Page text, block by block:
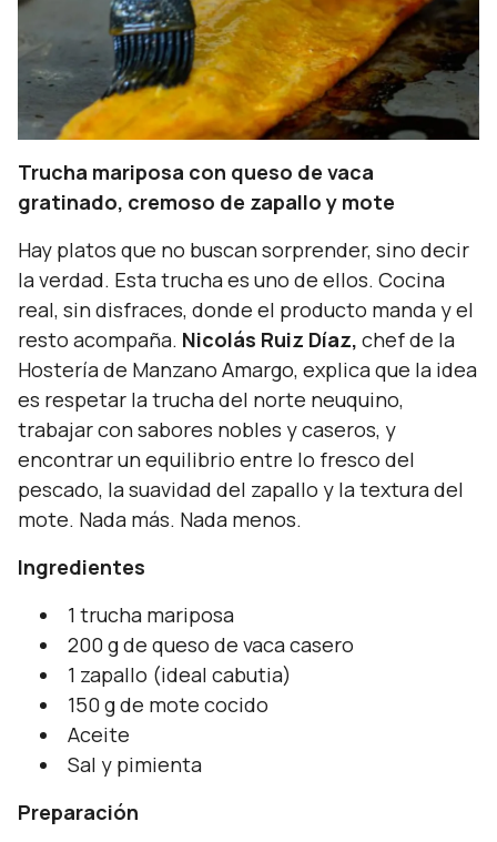
Trucha mariposa con queso de vaca
gratinado, cremoso de zapallo y mote
Hay platos que no buscan sorprender, sino decir
la verdad. Esta trucha es uno de ellos. Cocina
real, sin disfraces, donde el producto manda y el
resto acompaña. Nicolás Ruiz Díaz, chef de la
Hostería de Manzano Amargo, explica que la idea
es respetar la trucha del norte neuquino,
trabajar con sabores nobles y caseros, y
encontrar un equilibrio entre lo fresco del
pescado, la suavidad del zapallo y la textura del
mote. Nada más. Nada menos.
Ingredientes
1 trucha mariposa
200 g de queso de vaca casero
1 zapallo (ideal cabutia)
150 g de mote cocido
Aceite
Sal y pimienta
Preparación